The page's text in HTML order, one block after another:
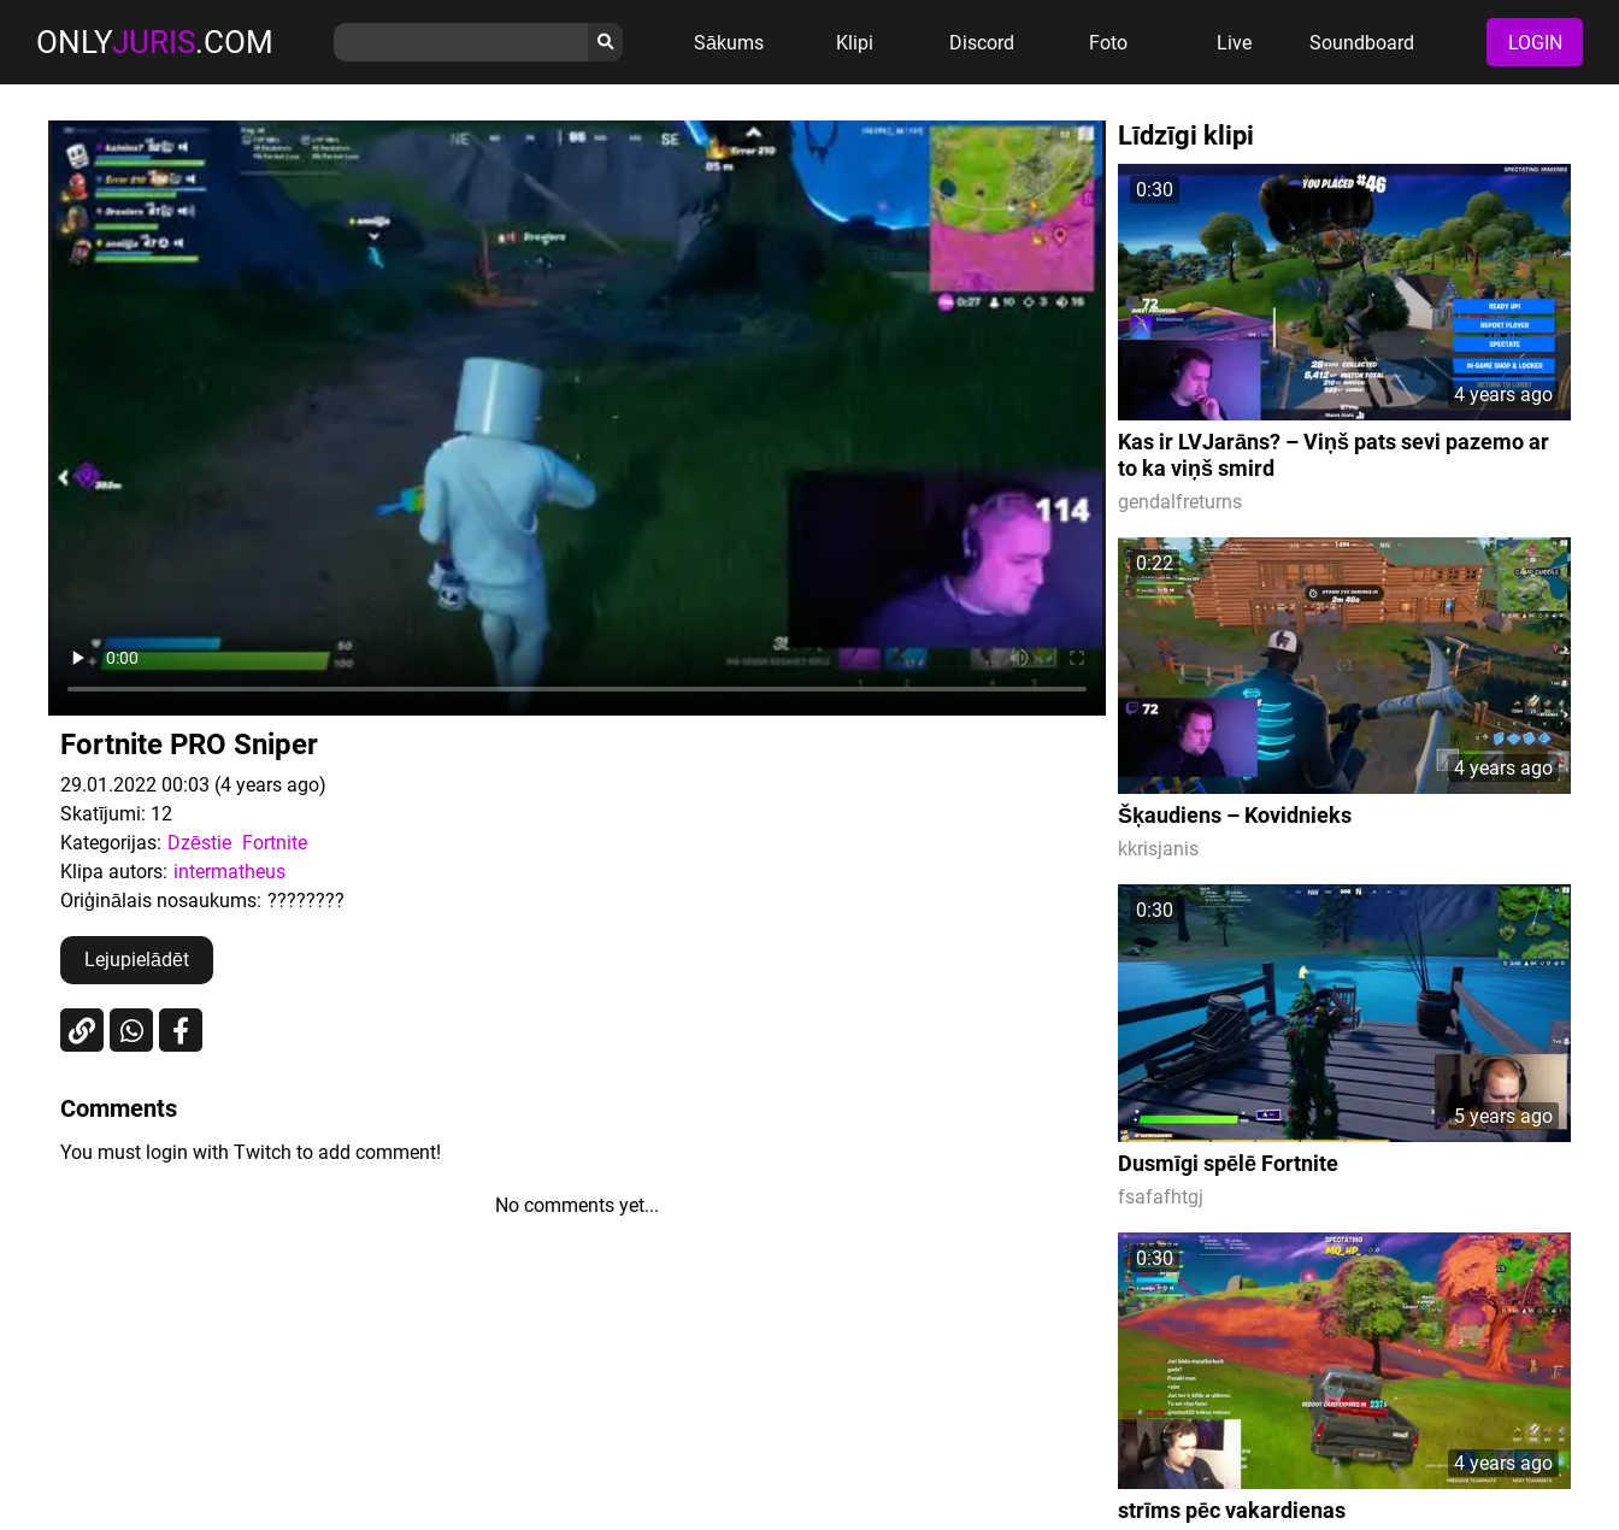
ONLYJURIS.COM Sākums Klipi Discord Foto Live Soundboard LOGIN
Fortnite PRO Sniper
29.01.2022 00:03 (4 years ago)
Skatījumi: 12
Kategorijas: Dzēstie Fortnite
Klipa autors: intermatheus
Oriģinālais nosaukums: ????????
Lejupielādēt
Comments
You must login with Twitch to add comment!
No comments yet...
Līdzīgi klipi
0:30
4 years ago
Kas ir LVJarāns? – Viņš pats sevi pazemo ar
to ka viņš smird
gendalfreturns
0:22
4 years ago
Šķaudiens – Kovidnieks
kkrisjanis
0:30
5 years ago
Dusmīgi spēlē Fortnite
fsafafhtgj
0:30
4 years ago
strīms pēc vakardienas